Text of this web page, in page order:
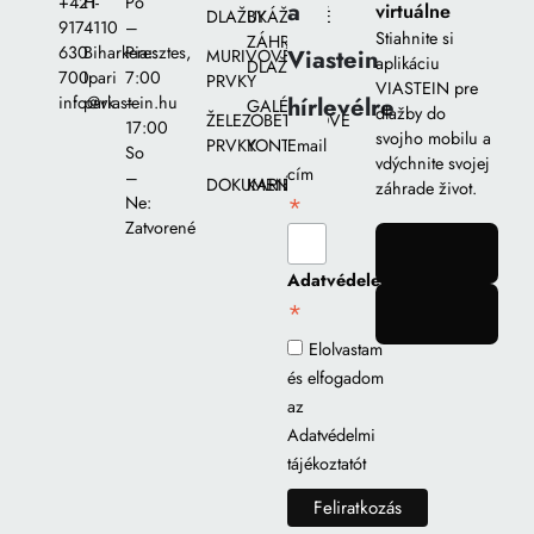
917
630
700
info@viastein.hu
4110
Biharkeresztes,
Ipari
park
–
Pia::
7:00
–
17:00
So
–
Ne:
Zatvorené
DLAŽBY
MURIVOVÉ
PRVKY
ŽELEZOBETÓNOVÉ
PRVKY
DOKUMENTY
UKÁŽKOVÉ
ZÁHRADY
DLAŽIEB
GALÉRIA
KONTAKT
KARIÉRA
a
Viastein
hírlevélre
Email
cím
*
Adatvédelem
*
Elolvastam
és elfogadom
az
Adatvédelmi
tájékoztatót
virtuálne
Stiahnite si
aplikáciu
VIASTEIN pre
dlažby do
svojho mobilu a
vdýchnite svojej
záhrade život.